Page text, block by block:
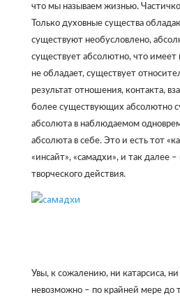
что мы называем жизнью.
Только духовные существа
существуют необусловлено,
существует абсолютно, что имеет
не обладает, существует
результат отношения, контакта,
более существующих абсолютно
абсолюта в наблюдаемом
абсолюта в себе. Это и есть тот
«инсайт», «самадхи», и так далее
творческого действия.
Увы, к сожалению, ни катарсиса, ни
невозможно – по крайней мере до